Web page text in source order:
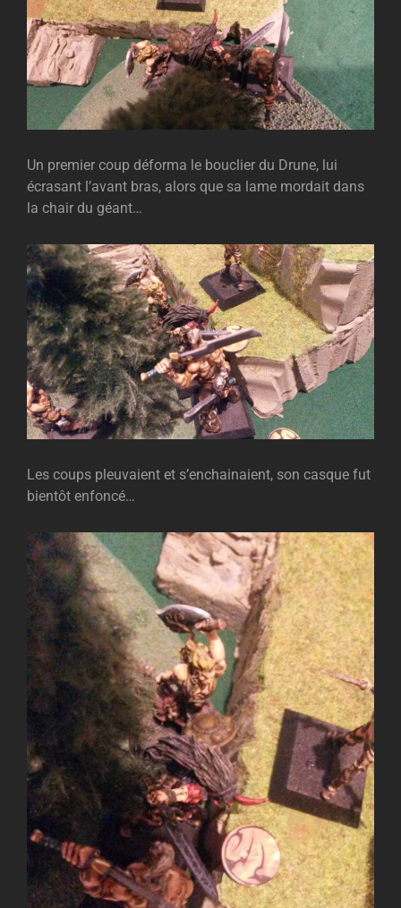
Un premier coup déforma le bouclier du Drune, lui
écrasant l’avant bras, alors que sa lame mordait dans
la chair du géant…
Les coups pleuvaient et s’enchainaient, son casque fut
bientôt enfoncé…